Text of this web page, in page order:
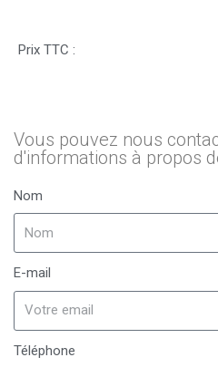
Prix TTC :
Vous pouvez nous
d'informations à propos
Nom
E-mail
Téléphone